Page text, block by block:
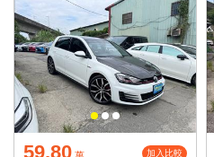
59.80 加入比較